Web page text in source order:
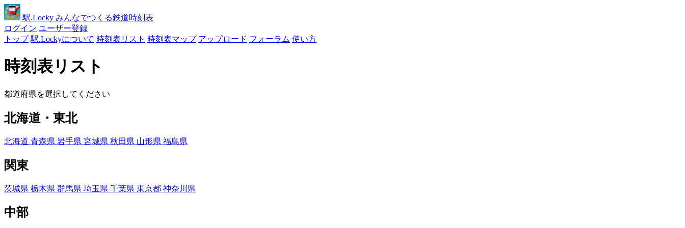
駅.Locky みんなでつくる鉄道時刻表
ログイン ユーザー登録
トップ 駅.Lockyについて 時刻表リスト 時刻表マップ アップロード フォーラム 使い方
時刻表リスト
都道府県を選択してください
北海道・東北
北海道 青森県 岩手県 宮城県 秋田県 山形県 福島県
関東
茨城県 栃木県 群馬県 埼玉県 千葉県 東京都 神奈川県
中部